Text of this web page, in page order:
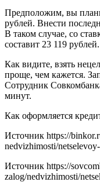
Предположим, вы
рублей. Внести
В таком случае, со
составит 23 119 рублей.
Как видите, взять
проще, чем кажется.
Сотрудник
минут.
Как оформляется
Источник https://
nedvizhimosti/
Источник https://
zalog/nedvizhimosti/